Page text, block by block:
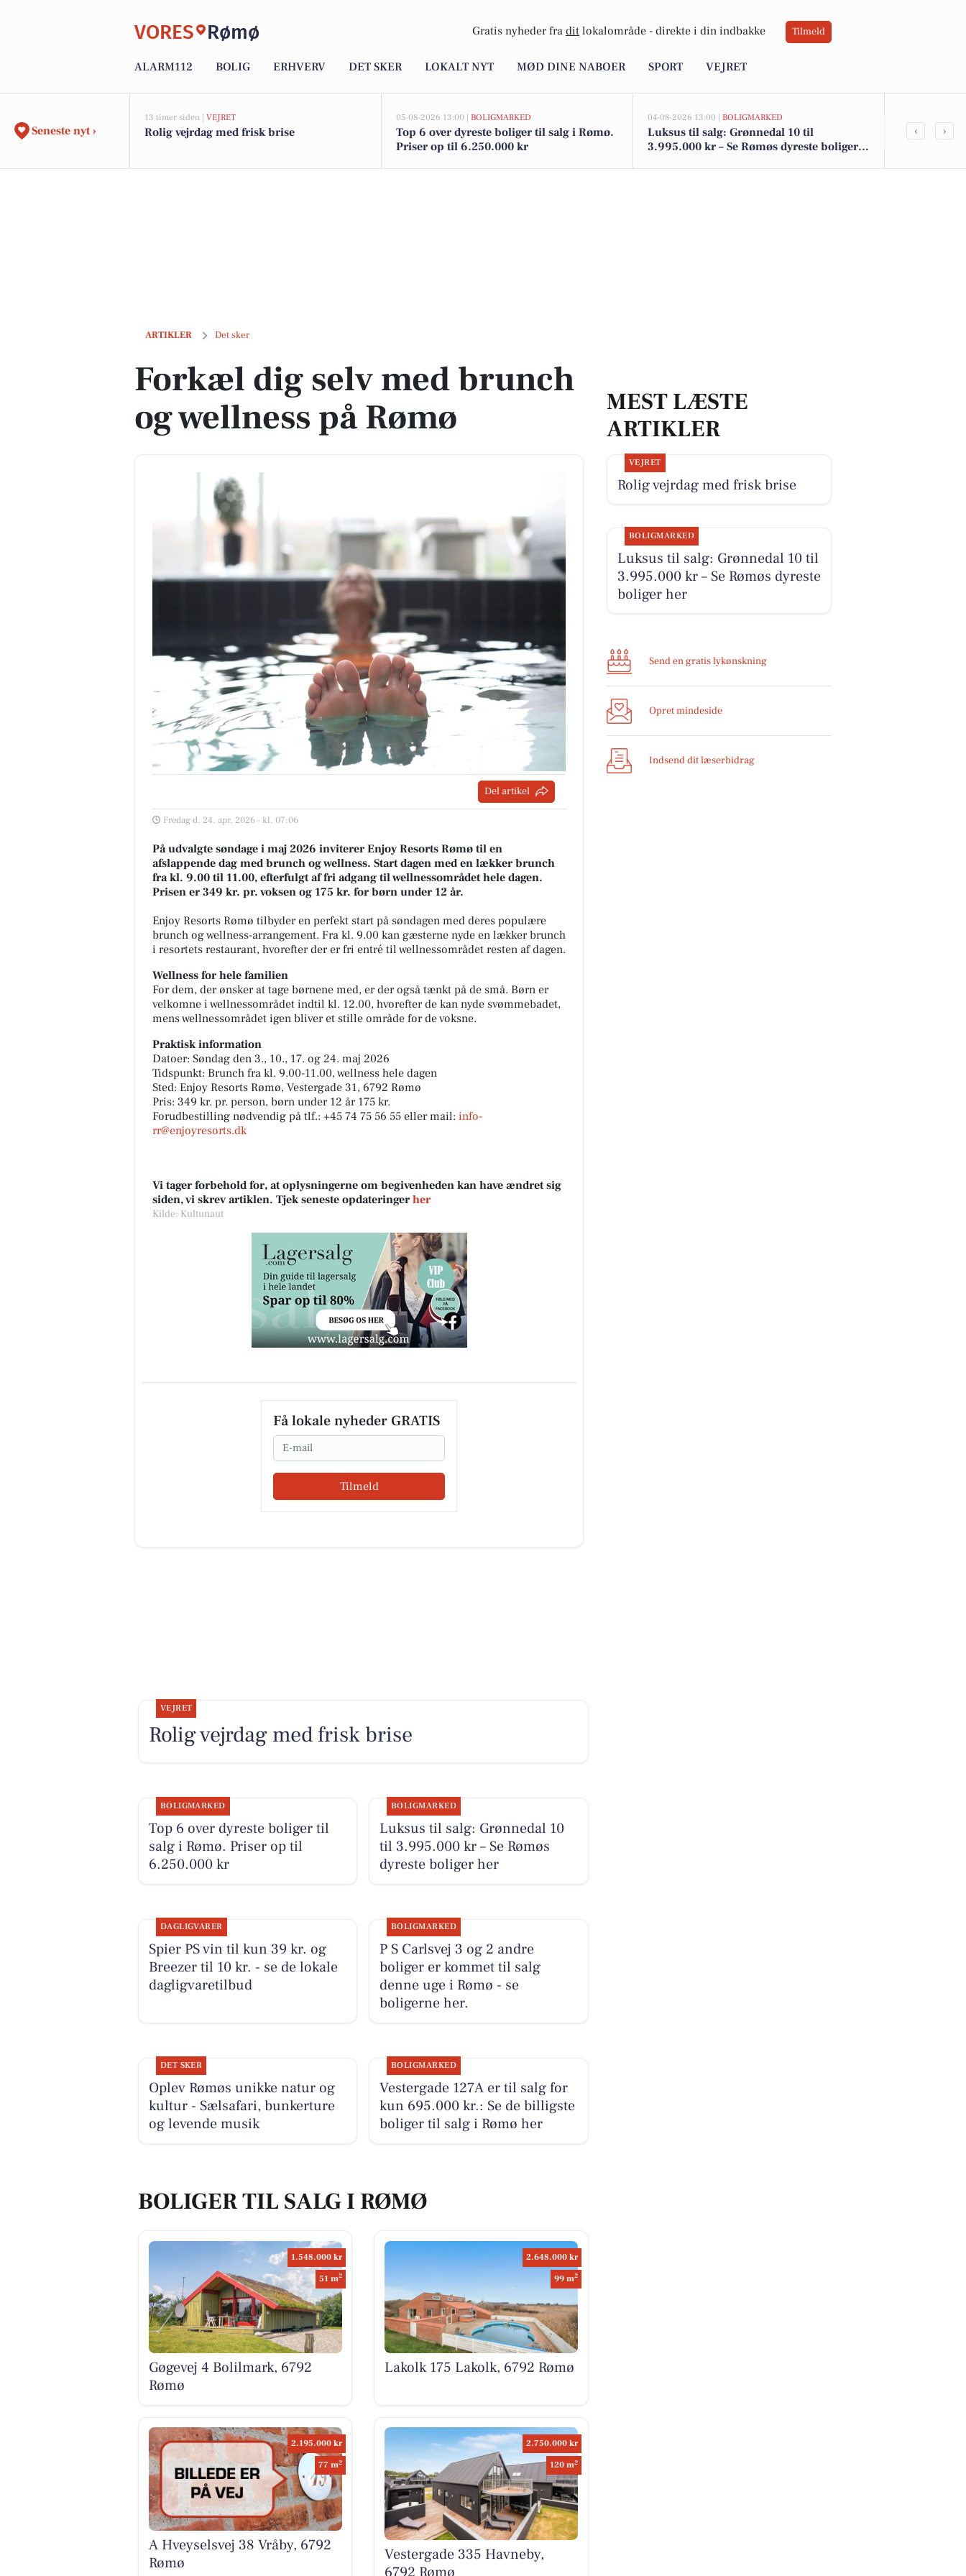
VORES Rømø Gratis nyheder fra dit lokalområde - direkte i din indbakke Tilmeld
ALARM112 BOLIG ERHVERV DET SKER LOKALT NYT MØD DINE NABOER SPORT VEJRET
Seneste nyt ›
13 timer siden | VEJRET
Rolig vejrdag med frisk brise
05-08-2026 13:00 | BOLIGMARKED
Top 6 over dyreste boliger til salg i Rømø.
Priser op til 6.250.000 kr
04-08-2026 13:00 | BOLIGMARKED
Luksus til salg: Grønnedal 10 til
3.995.000 kr – Se Rømøs dyreste boliger
Spier PS
‹ ›
ARTIKLER Det sker
Forkæl dig selv med brunch og wellness på Rømø
Forkæl dig selv med brunch
og wellness på Rømø
Del artikel
Fredag d. 24. apr. 2026 - kl. 07:06
På udvalgte søndage i maj 2026 inviterer Enjoy Resorts Rømø til en
afslappende dag med brunch og wellness. Start dagen med en lækker brunch
fra kl. 9.00 til 11.00, efterfulgt af fri adgang til wellnessområdet hele dagen.
Prisen er 349 kr. pr. voksen og 175 kr. for børn under 12 år.
Enjoy Resorts Rømø tilbyder en perfekt start på søndagen med deres populære
brunch og wellness-arrangement. Fra kl. 9.00 kan gæsterne nyde en lækker brunch
i resortets restaurant, hvorefter der er fri entré til wellnessområdet resten af dagen.
Wellness for hele familien
For dem, der ønsker at tage børnene med, er der også tænkt på de små. Børn er
velkomne i wellnessområdet indtil kl. 12.00, hvorefter de kan nyde svømmebadet,
mens wellnessområdet igen bliver et stille område for de voksne.
Praktisk information
Datoer: Søndag den 3., 10., 17. og 24. maj 2026
Tidspunkt: Brunch fra kl. 9.00-11.00, wellness hele dagen
Sted: Enjoy Resorts Rømø, Vestergade 31, 6792 Rømø
Pris: 349 kr. pr. person, børn under 12 år 175 kr.
Forudbestilling nødvendig på tlf.: +45 74 75 56 55 eller mail: info-
rr@enjoyresorts.dk
Vi tager forbehold for, at oplysningerne om begivenheden kan have ændret sig
siden, vi skrev artiklen. Tjek seneste opdateringer her
Kilde: Kultunaut
Få lokale nyheder GRATIS
Email
Tilmeld
MEST LÆSTE
ARTIKLER
VEJRET
Rolig vejrdag med frisk brise
BOLIGMARKED
Luksus til salg: Grønnedal 10 til
3.995.000 kr – Se Rømøs dyreste
boliger her
Send en gratis lykønskning
Opret mindeside
Indsend dit læserbidrag
VEJRET
Rolig vejrdag med frisk brise
BOLIGMARKED
Top 6 over dyreste boliger til
salg i Rømø. Priser op til
6.250.000 kr
BOLIGMARKED
Luksus til salg: Grønnedal 10
til 3.995.000 kr – Se Rømøs
dyreste boliger her
DAGLIGVARER
Spier PS vin til kun 39 kr. og
Breezer til 10 kr. - se de lokale
dagligvaretilbud
BOLIGMARKED
P S Carlsvej 3 og 2 andre
boliger er kommet til salg
denne uge i Rømø - se
boligerne her.
DET SKER
Oplev Rømøs unikke natur og
kultur - Sælsafari, bunkerture
og levende musik
BOLIGMARKED
Vestergade 127A er til salg for
kun 695.000 kr.: Se de billigste
boliger til salg i Rømø her
BOLIGER TIL SALG I RØMØ
1.548.000 kr
51 m2
Gøgevej 4 Bolilmark, 6792
Rømø
2.648.000 kr
99 m2
Lakolk 175 Lakolk, 6792 Rømø
2.195.000 kr
77 m2
A Hveyselsvej 38 Vråby, 6792
Rømø
2.750.000 kr
120 m2
Vestergade 335 Havneby,